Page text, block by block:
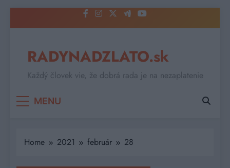
to
RADYNADZLATO.sk
Každý človek vie, že dobrá rada je na nezaplatenie
MENU
Home 2021 február 28